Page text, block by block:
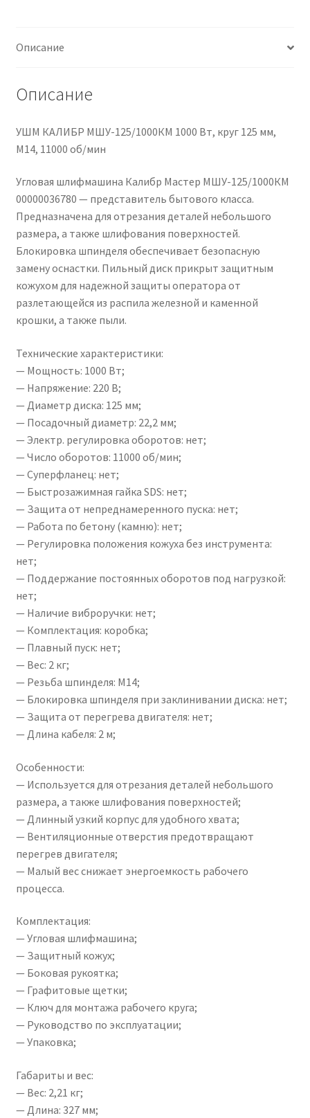
Описание
Описание
УШМ КАЛИБР МШУ-125/1000КМ 1000 Вт, круг 125 мм,
М14, 11000 об/мин
Угловая шлифмашина Калибр Мастер МШУ-125/1000КМ
00000036780 — представитель бытового класса.
Предназначена для отрезания деталей небольшого
размера, а также шлифования поверхностей.
Блокировка шпинделя обеспечивает безопасную
замену оснастки. Пильный диск прикрыт защитным
кожухом для надежной защиты оператора от
разлетающейся из распила железной и каменной
крошки, а также пыли.
Технические характеристики:
— Мощность: 1000 Вт;
— Напряжение: 220 В;
— Диаметр диска: 125 мм;
— Посадочный диаметр: 22,2 мм;
— Электр. регулировка оборотов: нет;
— Число оборотов: 11000 об/мин;
— Суперфланец: нет;
— Быстрозажимная гайка SDS: нет;
— Защита от непреднамеренного пуска: нет;
— Работа по бетону (камню): нет;
— Регулировка положения кожуха без инструмента:
нет;
— Поддержание постоянных оборотов под нагрузкой:
нет;
— Наличие виброручки: нет;
— Комплектация: коробка;
— Плавный пуск: нет;
— Вес: 2 кг;
— Резьба шпинделя: М14;
— Блокировка шпинделя при заклинивании диска: нет;
— Защита от перегрева двигателя: нет;
— Длина кабеля: 2 м;
Особенности:
— Используется для отрезания деталей небольшого
размера, а также шлифования поверхностей;
— Длинный узкий корпус для удобного хвата;
— Вентиляционные отверстия предотвращают
перегрев двигателя;
— Малый вес снижает энергоемкость рабочего
процесса.
Комплектация:
— Угловая шлифмашина;
— Защитный кожух;
— Боковая рукоятка;
— Графитовые щетки;
— Ключ для монтажа рабочего круга;
— Руководство по эксплуатации;
— Упаковка;
Габариты и вес:
— Вес: 2,21 кг;
— Длина: 327 мм;